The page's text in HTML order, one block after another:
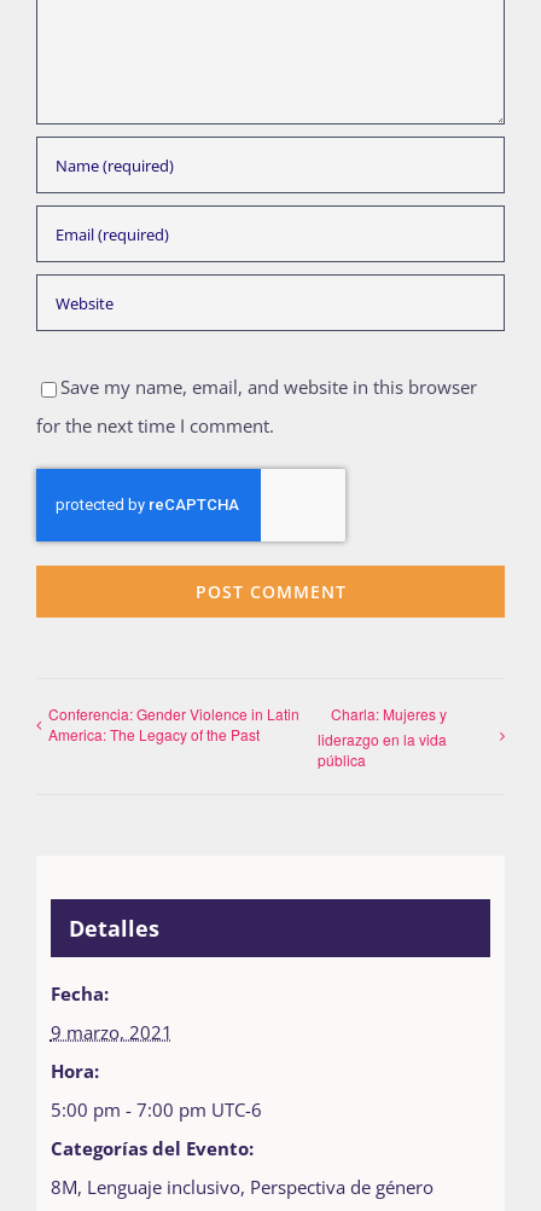
Save my name, email, and website in this browser
for the next time I comment.
Conferencia: Gender Violence in Latin
America: The Legacy of the Past
Charla: Mujeres y
liderazgo en la vida
pública
Detalles
Fecha:
9 marzo, 2021
Hora:
5:00 pm - 7:00 pm UTC-6
Categorías del Evento:
8M, Lenguaje inclusivo, Perspectiva de género